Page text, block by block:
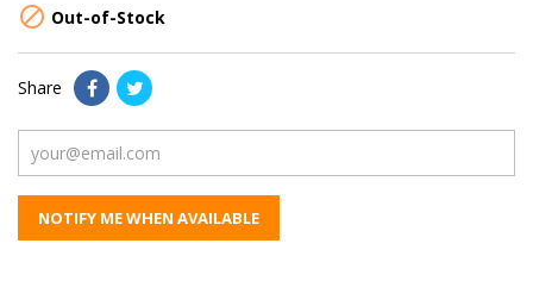
 Out-of-Stock
Share
NOTIFY ME WHEN AVAILABLE